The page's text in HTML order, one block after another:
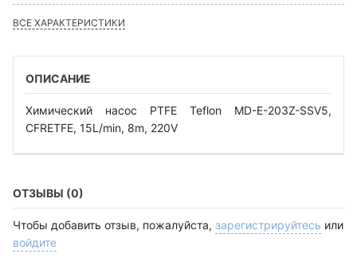
ВСЕ ХАРАКТЕРИСТИКИ
ОПИСАНИЕ
Химический насос PTFE Teflon MD-E-203Z-SSV5,
CFRETFE, 15L/min, 8m, 220V
ОТЗЫВЫ (0)
Чтобы добавить отзыв, пожалуйста, зарегистрируйтесь или
войдите